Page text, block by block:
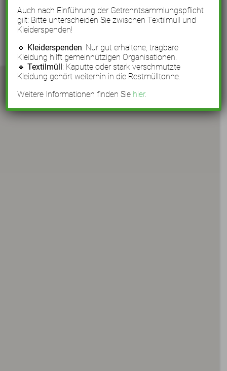
Auch nach Einführung der Getrenntsammlungspflicht
gilt: Bitte unterscheiden Sie zwischen Textilmüll und
Kleiderspenden!
🔹 Kleiderspenden: Nur gut erhaltene, tragbare
Kleidung hilft gemeinnützigen Organisationen.
🔹Textilmüll: Kaputte oder stark verschmutzte
Kleidung gehört weiterhin in die Restmülltonne.
Weitere Informationen finden Sie hier.